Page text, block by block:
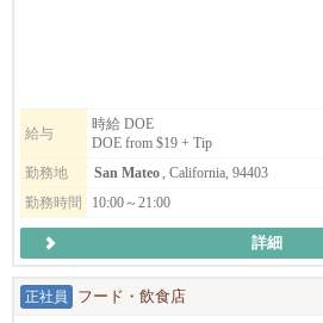
給与
時給 DOE
DOE from $19 + Tip
勤務地
San Mateo, California, 94403
勤務時間
10:00～21:00
詳細
正社員 フード・飲食店